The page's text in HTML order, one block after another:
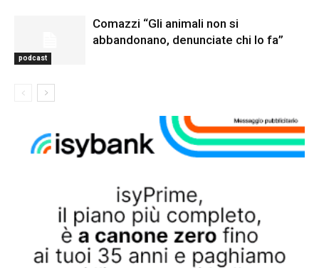
podcast
Comazzi “Gli animali non si
abbandonano, denunciate chi lo fa”